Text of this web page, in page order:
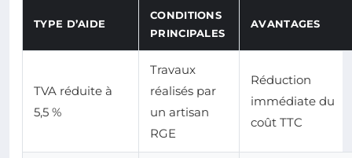
TYPE D’AIDE
CONDITIONS
PRINCIPALES
AVANTAGES
TVA réduite à
5,5 %
Travaux
réalisés par
un artisan
RGE
Réduction
immédiate du
coût TTC